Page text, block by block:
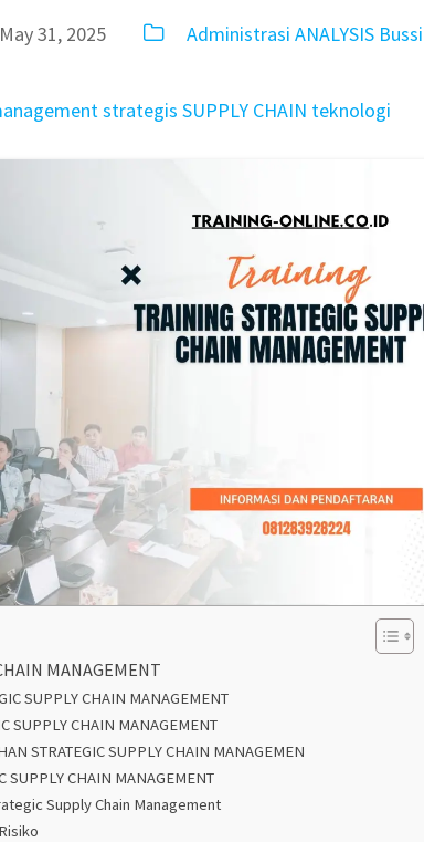
May 31, 2025 Administrasi ANALYSIS
strategis SUPPLY CHAIN teknologi
MANAGEMENT
SUPPLY CHAIN MANAGEMENT
SUPPLY CHAIN MANAGEMENT
STRATEGIC SUPPLY CHAIN MANAGEMEN
SUPPLY CHAIN MANAGEMENT
Supply Chain Management